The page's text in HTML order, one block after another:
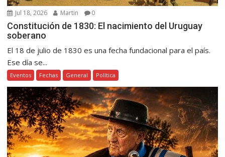
Jul 18, 2026 Martin 0
Constitución de 1830: El nacimiento del Uruguay
soberano
El 18 de julio de 1830 es una fecha fundacional para el país.
Ese día se...
Eventos Fechas General Política